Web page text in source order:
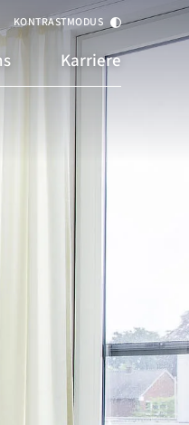
Karriere
KONTRASTMODUS